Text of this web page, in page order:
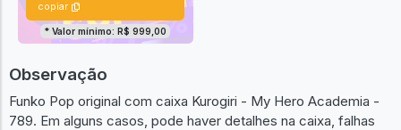
copiar
* Valor mínimo: R$ 999,00
Observação
Funko Pop original com caixa Kurogiri - My Hero Academia -
789. Em alguns casos, pode haver detalhes na caixa, falhas